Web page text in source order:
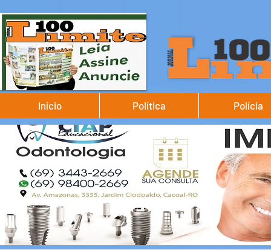
Início Política Polícia